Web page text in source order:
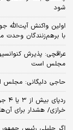
شود
اولین واکنش آیت‌الله
با برهم‌زنندگان وحدت
عراقچی: پذیرش
مجلس است
حاجی دلیگانی: مجلس
خرازی/ هشدار برای آن‌هایی که